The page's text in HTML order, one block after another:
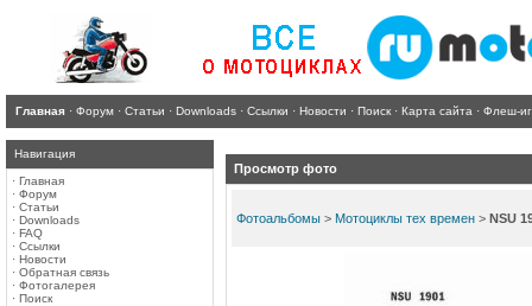
Главная · Форум · Статьи · Downloads · Ссылки · Новости · Поиск · Карта сайта · Флеш-
Навигация
· Главная
· Форум
· Статьи
· Downloads
· FAQ
· Ссылки
· Новости
· Обратная связь
· Фотогалерея
· Поиск
Просмотр фото
Фотоальбомы > Мотоциклы тех времен > NSU